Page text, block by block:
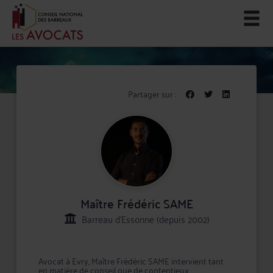
Partager sur :
Maître Frédéric SAME
Barreau d'Essonne (depuis 2002)
Avocat à Evry, Maître Frédéric SAME intervient tant
en matière de conseil que de contentieux.